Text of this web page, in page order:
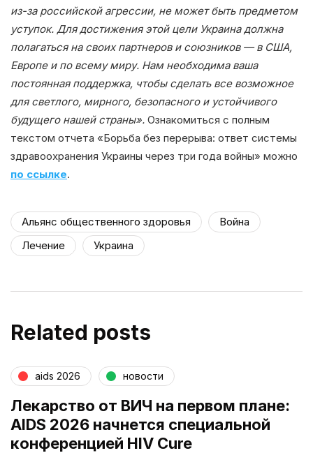
из-за российской агрессии, не может быть предметом
уступок. Для достижения этой цели Украина должна
полагаться на своих партнеров и союзников — в США,
Европе и по всему миру. Нам необходима ваша
постоянная поддержка, чтобы сделать все возможное
для светлого, мирного, безопасного и устойчивого
будущего нашей страны». Ознакомиться с полным
текстом отчета «Борьба без перерыва: ответ системы
здравоохранения Украины через три года войны» можно
по ссылке.
Альянс общественного здоровья
Война
Лечение
Украина
Related posts
aids 2026 новости
Лекарство от ВИЧ на первом плане:
AIDS 2026 начнется специальной
конференцией HIV Cure